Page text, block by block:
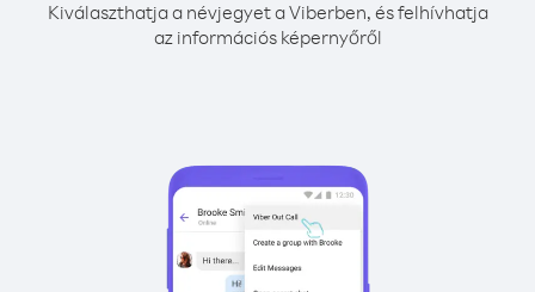
Kiválaszthatja a névjegyet a Viberben, és felhívhatja
az információs képernyőről